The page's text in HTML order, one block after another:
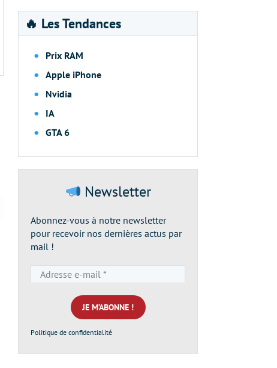
🔥 Les Tendances
Prix RAM
Apple iPhone
Nvidia
IA
GTA 6
Newsletter
Abonnez-vous à notre newsletter
pour recevoir nos dernières actus par
mail !
e-
mail
*
Politique de confidentialité